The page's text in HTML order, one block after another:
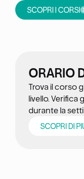
SCOPRI I CORSI
ORARIO
Trova il corso
livello. Verifica
durante la
SCOPRI DI